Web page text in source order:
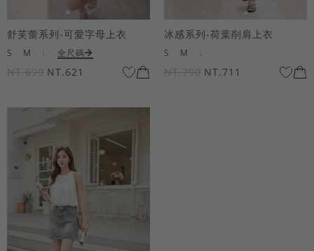
舒芙蕾系列-可愛字母上衣
S M 全尺碼
NT.690 NT.621
冰感系列-荷葉削肩上衣
S M
NT.790 NT.711